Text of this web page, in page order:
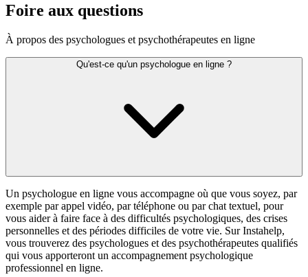
Foire aux questions
À propos des psychologues et psychothérapeutes en ligne
Qu'est-ce qu'un psychologue en ligne ?
Un psychologue en ligne vous accompagne où que vous soyez, par
exemple par appel vidéo, par téléphone ou par chat textuel, pour
vous aider à faire face à des difficultés psychologiques, des crises
personnelles et des périodes difficiles de votre vie. Sur Instahelp,
vous trouverez des psychologues et des psychothérapeutes qualifiés
qui vous apporteront un accompagnement psychologique
professionnel en ligne.